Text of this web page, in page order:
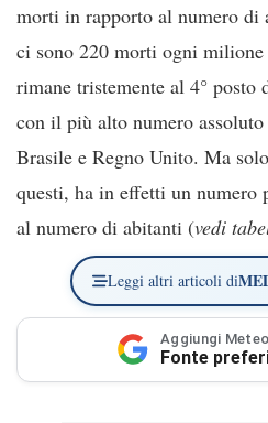
morti in rapporto al numero di
ci sono 220 morti ogni
rimane tristemente al 4° posto
con il più alto numero
Brasile e Regno Unito. Ma
questi, ha in effetti un
al numero di abitanti (vedi
Leggi altri articoli di
Aggiungi
Fonte